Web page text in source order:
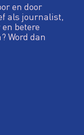
en door
als journalist,
betere
Word dan